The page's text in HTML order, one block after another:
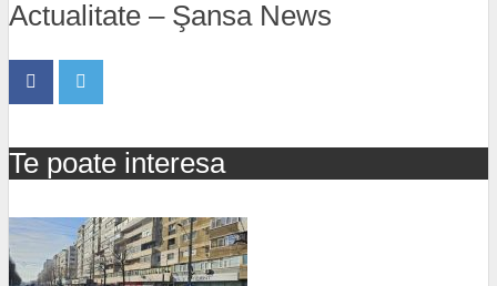
Actualitate – Şansa News
Te poate interesa